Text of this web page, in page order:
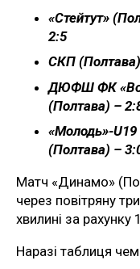
«Стейтут»
2:5
СКП (Полтава)
ДЮФШ ФК
(Полтава) –
«Молодь»-
(Полтава) –
Матч «Динамо»
через повітряну
хвилині за рахунку
Наразі таблиця